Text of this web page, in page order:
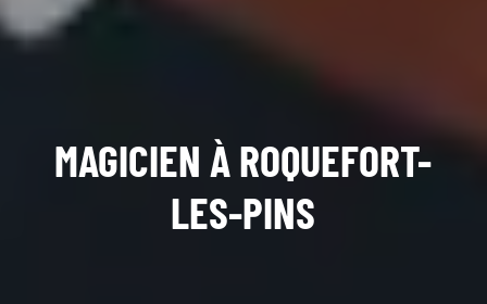
MAGICIEN À ROQUEFORT-
LES-PINS